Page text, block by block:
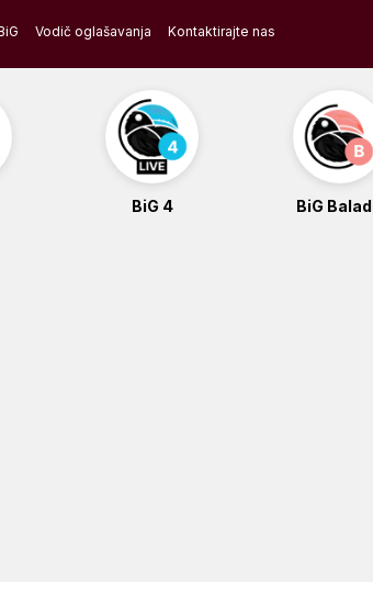
Vodič oglašavanja Kontaktirajte nas
BiG 4 BiG